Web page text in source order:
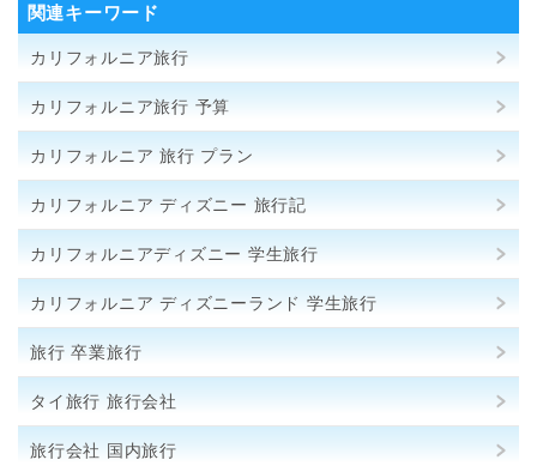
関連キーワード
カリフォルニア旅行
カリフォルニア旅行 予算
カリフォルニア 旅行 プラン
カリフォルニア ディズニー 旅行記
カリフォルニアディズニー 学生旅行
カリフォルニア ディズニーランド 学生旅行
旅行 卒業旅行
タイ旅行 旅行会社
旅行会社 国内旅行